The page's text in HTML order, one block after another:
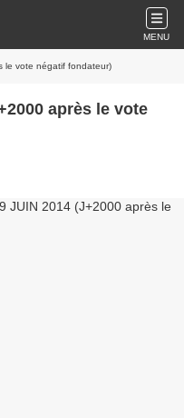
MENU
le vote négatif fondateur)
après le vote